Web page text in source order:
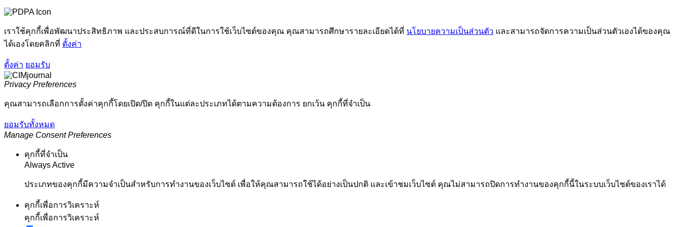
เราใช้คุกกี้เพื่อพัฒนาประสิทธิภาพ และประสบการณ์ที่ดีในการใช้เว็บไซต์ของคุณ คุณสามารถศึกษารายละเอียดได้ที่ นโยบายความเป็นส่วนตัว และสามารถจัดการความเป็นส่วนตัวเองได้ของคุณ
ได้เองโดยคลิกที่ ตั้งค่า
ตั้งค่า ยอมรับ
Privacy Preferences
คุณสามารถเลือกการตั้งค่าคุกกี้โดยเปิด/ปิด คุกกี้ในแต่ละประเภทได้ตามความต้องการ ยกเว้น คุกกี้ที่จำเป็น
ยอมรับทั้งหมด
Manage Consent Preferences
คุกกี้ที่จำเป็น
Always Active
ประเภทของคุกกี้มีความจำเป็นสำหรับการทำงานของเว็บไซต์ เพื่อให้คุณสามารถใช้ได้อย่างเป็นปกติ และเข้าชมเว็บไซต์ คุณไม่สามารถปิดการทำงานของคุกกี้นี้ในระบบเว็บไซต์ของเราได้
คุกกี้เพื่อการวิเคราะห์
คุกกี้เพื่อการวิเคราะห์